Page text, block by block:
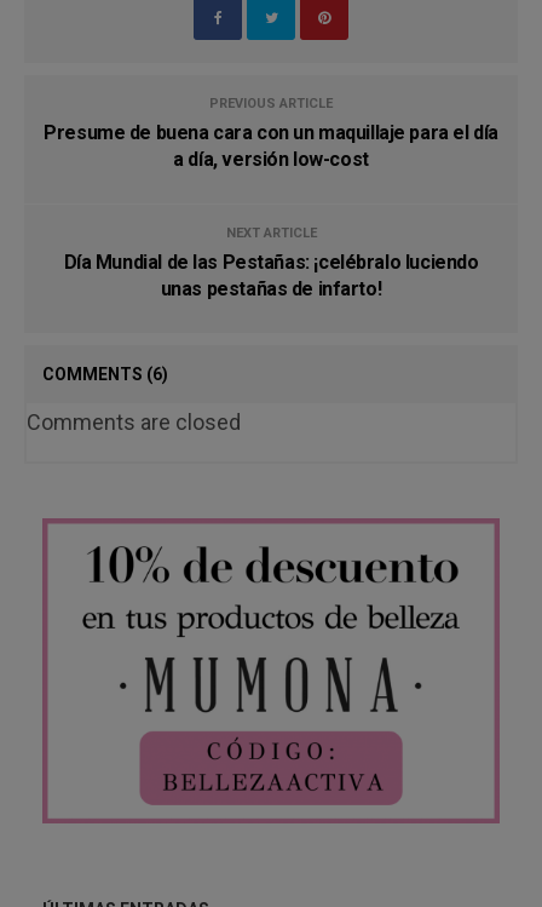
PREVIOUS ARTICLE
Presume de buena cara con un maquillaje para el día
a día, versión low-cost
NEXT ARTICLE
Día Mundial de las Pestañas: ¡celébralo luciendo
unas pestañas de infarto!
COMMENTS (6)
Comments are closed